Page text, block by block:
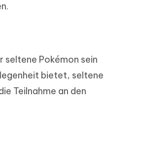
seltene Pokémon sein
bietet, seltene
Teilnahme an den